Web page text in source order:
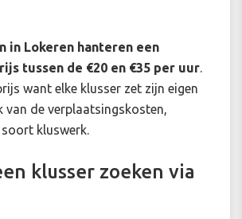
in Lokeren hanteren een
tussen de €20 en €35 per uur.
want elke klusser zet zijn eigen
van de verplaatsingskosten,
kluswerk.
klusser zoeken via